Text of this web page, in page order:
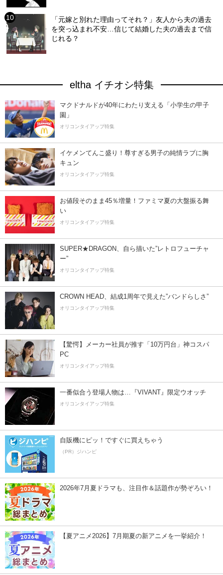
「元嫁と別れた理由ってそれ？」友人から夫の過去
を突っ込まれ不安…信じて結婚した夫の過去まで信
じれる？
eltha イチオシ特集
マクドナルドが40年にわたり支える「小学生の甲子
園」
オリコンタイアップ特集
イケメンてんこ盛り！尊すぎる男子の純情ラブに胸
キュン
オリコンタイアップ特集
お値段そのまま45％増量！ファミマ夏の大盤振る舞
い
オリコンタイアップ特集
SUPER★DRAGON、自ら描いた”レトロフューチャ
ー”
オリコンタイアップ特集
CROWN HEAD、結成1周年で見えた”バンドらしさ”
オリコンタイアップ特集
【驚愕】メーカー社員が推す「10万円台」神コスパ
PC
オリコンタイアップ特集
一番似合う登場人物は…『VIVANT』限定ウオッチ
オリコンタイアップ特集
自販機にピッ！ですぐに買えちゃう
（PR）ジハンピ
2026年7月夏ドラマも、注目作＆話題作が勢ぞろい！
【夏アニメ2026】7月期夏の新アニメを一挙紹介！